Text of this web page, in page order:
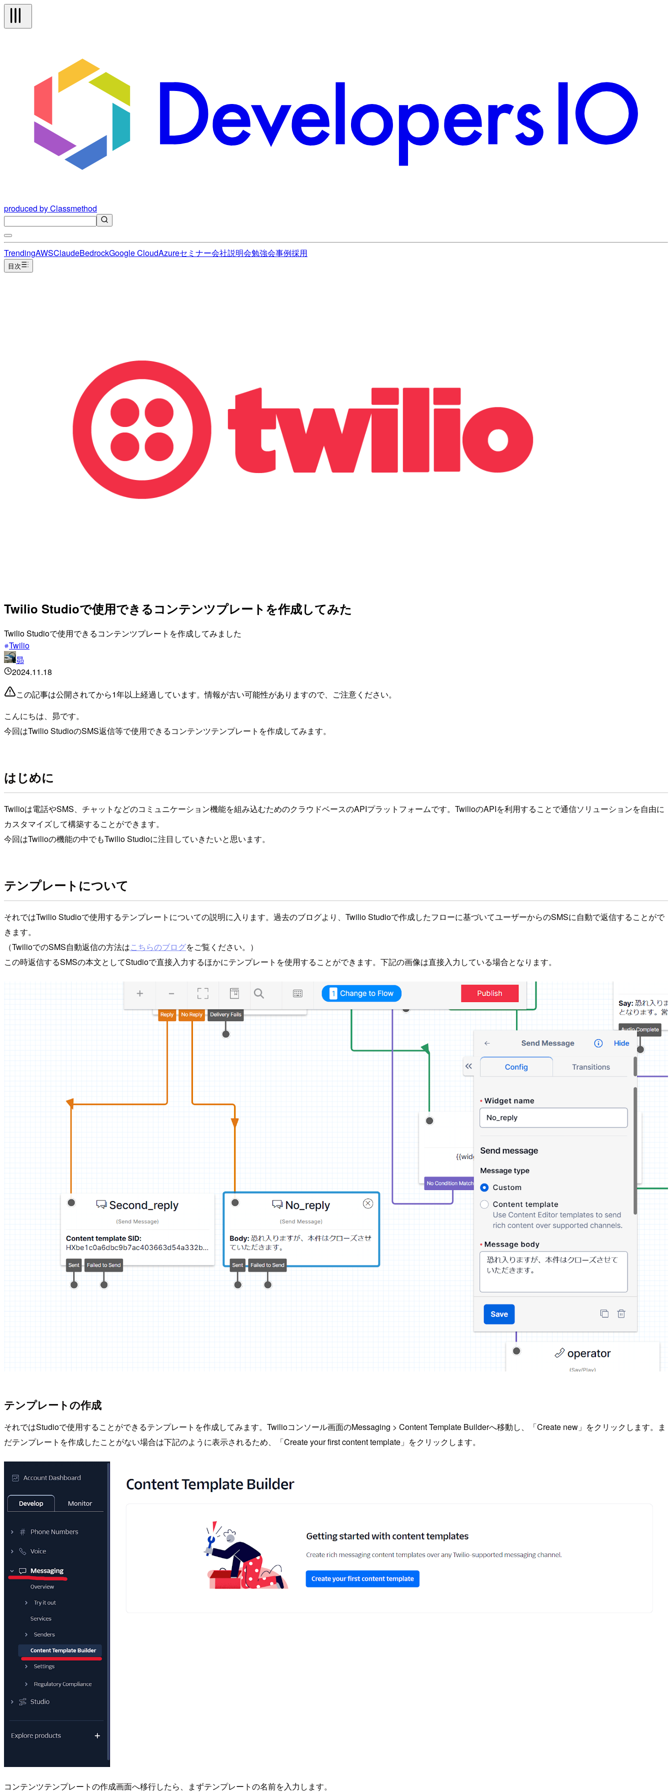
produced by Classmethod
TrendingAWSClaudeBedrockGoogle CloudAzureセミナー会社説明会勉強会事例採用
目次
Twilio Studioで使用できるコンテンツプレートを作成してみた
Twilio Studioで使用できるコンテンツプレートを作成してみました
Twilio
昴
2024.11.18
この記事は公開されてから1年以上経過しています。情報が古い可能性がありますので、ご注意ください。
こんにちは、昴です。
今回はTwilio StudioのSMS返信等で使用できるコンテンツテンプレートを作成してみます。
はじめに
Twilioは電話やSMS、チャットなどのコミュニケーション機能を組み込むためのクラウドベースのAPIプラットフォームです。TwilioのAPIを利用することで通信ソリューションを自由に
カスタマイズして構築することができます。
今回はTwilioの機能の中でもTwilio Studioに注目していきたいと思います。
テンプレートについて
それではTwilio Studioで使用するテンプレートについての説明に入ります。過去のブログより、Twilio Studioで作成したフローに基づいてユーザーからのSMSに自動で返信することがで
きます。
（TwilioでのSMS自動返信の方法はこちらのブログをご覧ください。）
この時返信するSMSの本文としてStudioで直接入力するほかにテンプレートを使用することができます。下記の画像は直接入力している場合となります。
テンプレートの作成
それではStudioで使用することができるテンプレートを作成してみます。Twilioコンソール画面のMessaging > Content Template Builderへ移動し、「Create new」をクリックします。ま
だテンプレートを作成したことがない場合は下記のように表示されるため、「Create your first content template」をクリックします。
コンテンツテンプレートの作成画面へ移行したら、まずテンプレートの名前を入力します。